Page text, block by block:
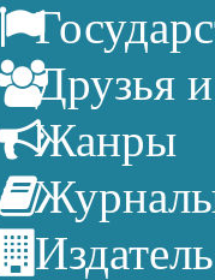
Друзья
Жанры